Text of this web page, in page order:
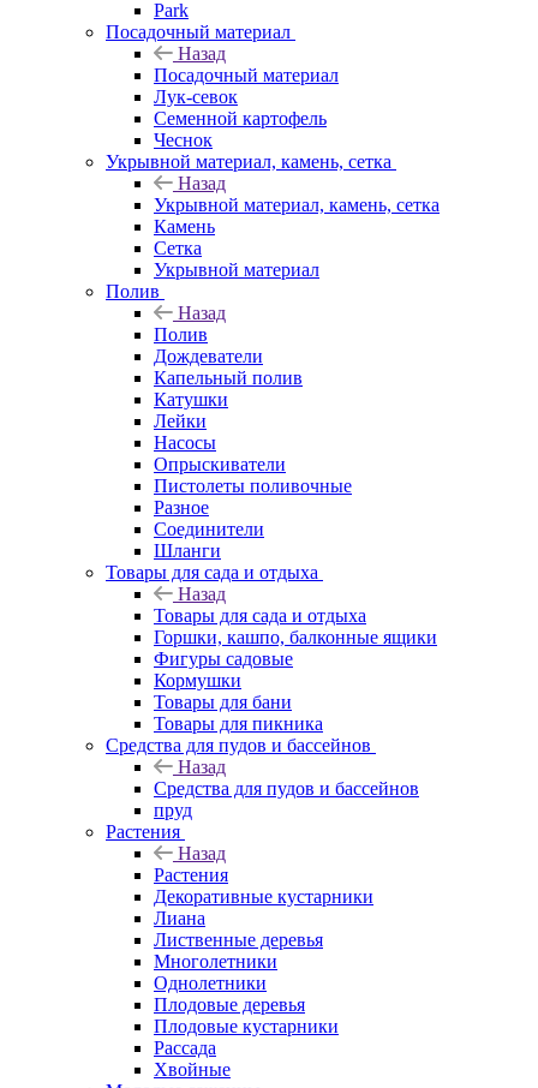
Park
Посадочный материал
Назад
Посадочный материал
Лук-севок
Семенной картофель
Чеснок
Укрывной материал, камень, сетка
Назад
Укрывной материал, камень, сетка
Камень
Сетка
Укрывной материал
Полив
Назад
Полив
Дождеватели
Капельный полив
Катушки
Лейки
Насосы
Опрыскиватели
Пистолеты поливочные
Разное
Соединители
Шланги
Товары для сада и отдыха
Назад
Товары для сада и отдыха
Горшки, кашпо, балконные ящики
Фигуры садовые
Кормушки
Товары для бани
Товары для пикника
Средства для пудов и бассейнов
Назад
Средства для пудов и бассейнов
пруд
Растения
Назад
Растения
Декоративные кустарники
Лиана
Лиственные деревья
Многолетники
Однолетники
Плодовые деревья
Плодовые кустарники
Рассада
Хвойные